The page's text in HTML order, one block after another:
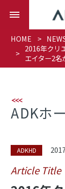
HOME
2016年クリ
エイター2名
ADKホ
ADKHD
Article Title